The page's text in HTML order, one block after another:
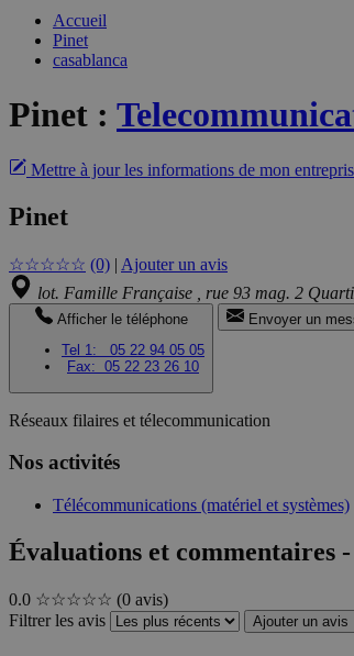
Accueil
Pinet
casablanca
Pinet :
Mettre à jour les informations de mon
Pinet
☆☆☆☆☆ (0) | Ajouter un avis
lot. Famille Française , rue 93 mag. 2
Afficher le téléphone
Tel 1:
05 22 94 05 05
Fax: 05 22 23 26 10
Envoyer un
Réseaux filaires et télecommunication
Nos activités
Télécommunications (matériel et systèmes)
Évaluations et commentaires
0.0 ☆☆☆☆☆ (0 avis)
Filtrer les avis
Ajouter un avis